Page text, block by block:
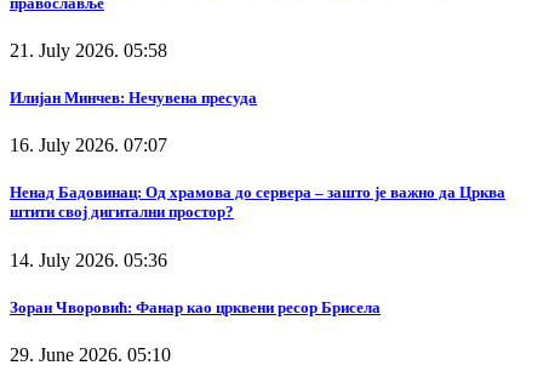
21. July 2026. 05:58
Илијан Минчев: Нечувена пресуда
16. July 2026. 07:07
Ненад Бадовинац: Од храмова до сервера – зашто је важно да Црква
штити свој дигитални простор?
14. July 2026. 05:36
Зоран Чворовић: Фанар као црквени ресор Брисела
29. June 2026. 05:10